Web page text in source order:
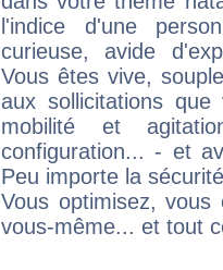
l'indice d'une
curieuse, avide
Vous êtes vive,
aux sollicitations
mobilité et
configuration... - et
Peu importe la
Vous optimisez, vous
vous-même... et tout